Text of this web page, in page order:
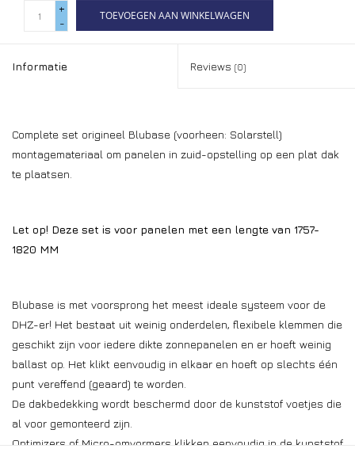
+
-
TOEVOEGEN AAN WINKELWAGEN
Informatie Reviews (0)
Complete set origineel Blubase (voorheen: Solarstell)
montagemateriaal om panelen in zuid-opstelling op een plat dak
te plaatsen.
Let op! Deze set is voor panelen met een lengte van 1757-
1820 MM
Blubase is met voorsprong het meest ideale systeem voor de
DHZ-er! Het bestaat uit weinig onderdelen, flexibele klemmen die
geschikt zijn voor iedere dikte zonnepanelen en er hoeft weinig
ballast op. Het klikt eenvoudig in elkaar en hoeft op slechts één
punt vereffend (geaard) te worden.
De dakbedekking wordt beschermd door de kunststof voetjes die
al voor gemonteerd zijn.
Optimizers of Micro-omvormers klikken eenvoudig in de kunststof